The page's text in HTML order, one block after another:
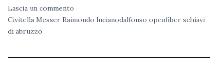
Lascia un commento
Civitella Messer Raimondo lucianodalfonso openfiber schiavi
di abruzzo